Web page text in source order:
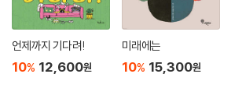
언제까지 기다려!
10% 12,600원
미래에는
10% 15,300원